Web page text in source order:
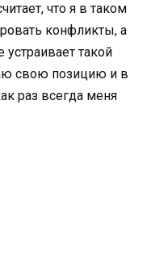
что я в таком
конфликты, а
устраивает такой
свою позицию и в
раз всегда меня